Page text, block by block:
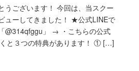
うございます！ 今回は、当スクー
ューしてきました！ ★公式LINEで
@314qfggu」 → ・こちらの公式
と３つの特典があります！ ① […]